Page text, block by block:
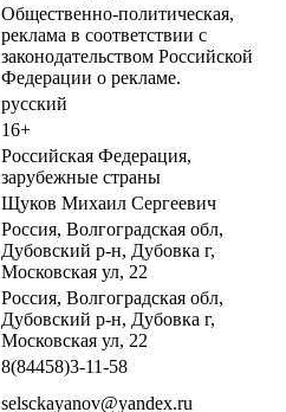
Общественно-политическая,
реклама в соответствии с
законодательством Российской
Федерации о рекламе.
русский
16+
Российская Федерация,
зарубежные страны
Щуков Михаил Сергеевич
Россия, Волгоградская обл,
Дубовский р-н, Дубовка г,
Московская ул, 22
Россия, Волгоградская обл,
Дубовский р-н, Дубовка г,
Московская ул, 22
8(84458)3-11-58
selsckayanov@yandex.ru